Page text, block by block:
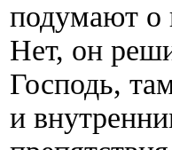
подумают о
Нет, он
Господь,
и